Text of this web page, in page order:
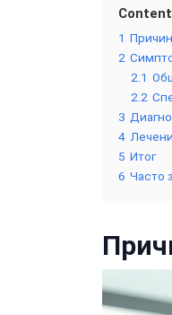
1
2
2.1
2.2
3
4
5 Итог
6 Часто